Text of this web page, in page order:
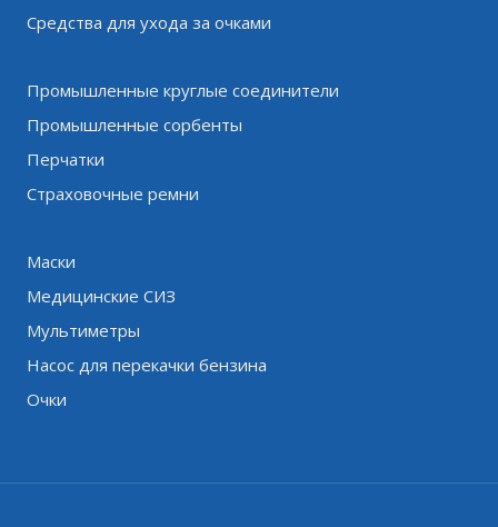
Средства для ухода за очками
Промышленные круглые соединители
Промышленные сорбенты
Перчатки
Страховочные ремни
Маски
Медицинские СИЗ
Мультиметры
Насос для перекачки бензина
Очки